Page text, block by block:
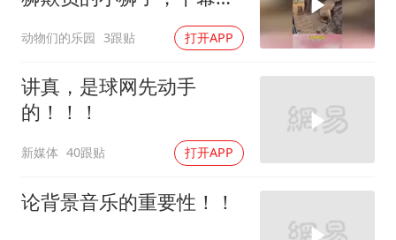
台当局重金为“台独”织“皇帝新衣”
几元成本的AI广告导致千万市值蒸发
乐享全民健身 共筑健康中国
动物们的乐园 3跟贴 打开APP
讲真，是球网先动手
的！！！
新媒体 40跟贴 打开APP
论背景音乐的重要性！！